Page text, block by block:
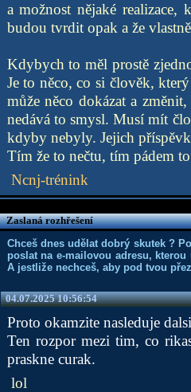
a možnost nějaké
budou tvrdit opak a že
Kdybych to měl prostě
Je to něco, co si člověk,
může něco dokázat a
nedává to smysl. Musí mít
kdyby nebyly. Jejich
Tím že to nečtu, tím pádem
Ncnj-trénink
Zaslaná rozhřešení
Chceš dnes udělat dobrý skutek ?
poslat na e-mailovou adresu,
A jestliže nechceš, aby pod tvou
04.07.2025 10:56:54
Proto okamzite nasleduje
Ten rozpor mezi tim, co
praskne curak.
lol